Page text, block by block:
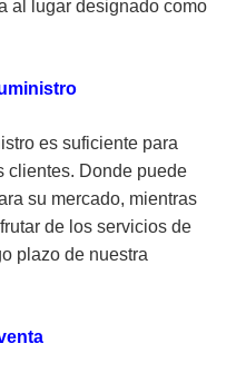
al lugar designado como
es suficiente para
clientes. Donde puede
su mercado, mientras
de los servicios de
plazo de nuestra